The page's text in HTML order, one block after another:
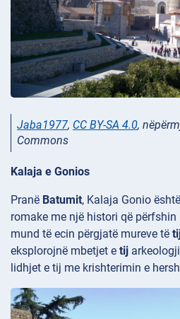
Jaba1977, CC BY-SA 4.0,
Commons
Kalaja e Gonios
Pranë Batumit, Kalaja Gonio
romake me një histori që përfshin
mund të ecin përgjatë mureve të
eksplorojnë mbetjet e tij
lidhjet e tij me krishterimin e